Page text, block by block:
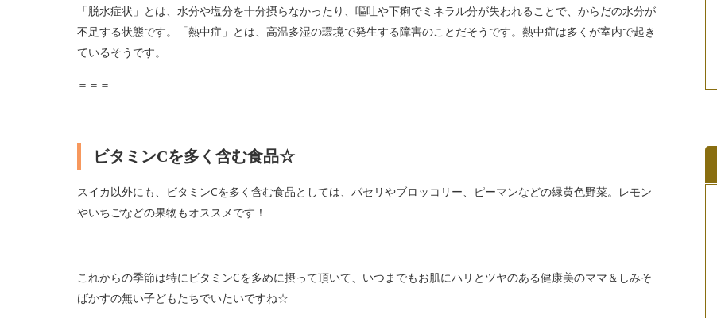
「脱水症状」とは、水分や塩分を十分摂らなかったり、嘔吐や下痢でミネラル分が失われることで、からだの水分が
不足する状態です。「熱中症」とは、高温多湿の環境で発生する障害のことだそうです。熱中症は多くが室内で起き
ているそうです。
＝＝＝
ビタミンCを多く含む食品☆
スイカ以外にも、ビタミンCを多く含む食品としては、パセリやブロッコリー、ピーマンなどの緑黄色野菜。レモン
やいちごなどの果物もオススメです！
これからの季節は特にビタミンCを多めに摂って頂いて、いつまでもお肌にハリとツヤのある健康美のママ＆しみそ
ばかすの無い子どもたちでいたいですね☆